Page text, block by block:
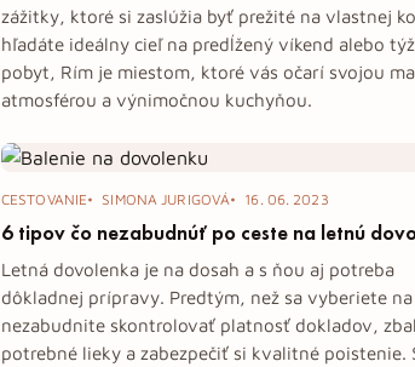
zážitky, ktoré si zaslúžia byť prežité na vlastnej
hľadáte ideálny cieľ na predĺžený víkend alebo
pobyt, Rím je miestom, ktoré vás očarí svojou
atmosférou a výnimočnou kuchyňou.
CESTOVANIE SIMONA JURIGOVÁ 16. 06. 2023
6 tipov čo nezabudnúť po ceste na letnú
Letná dovolenka je na dosah a s ňou aj potreba
dôkladnej prípravy. Predtým, než sa vyberiete
nezabudnite skontrolovať platnosť dokladov,
potrebné lieky a zabezpečiť si kvalitné poistenie.